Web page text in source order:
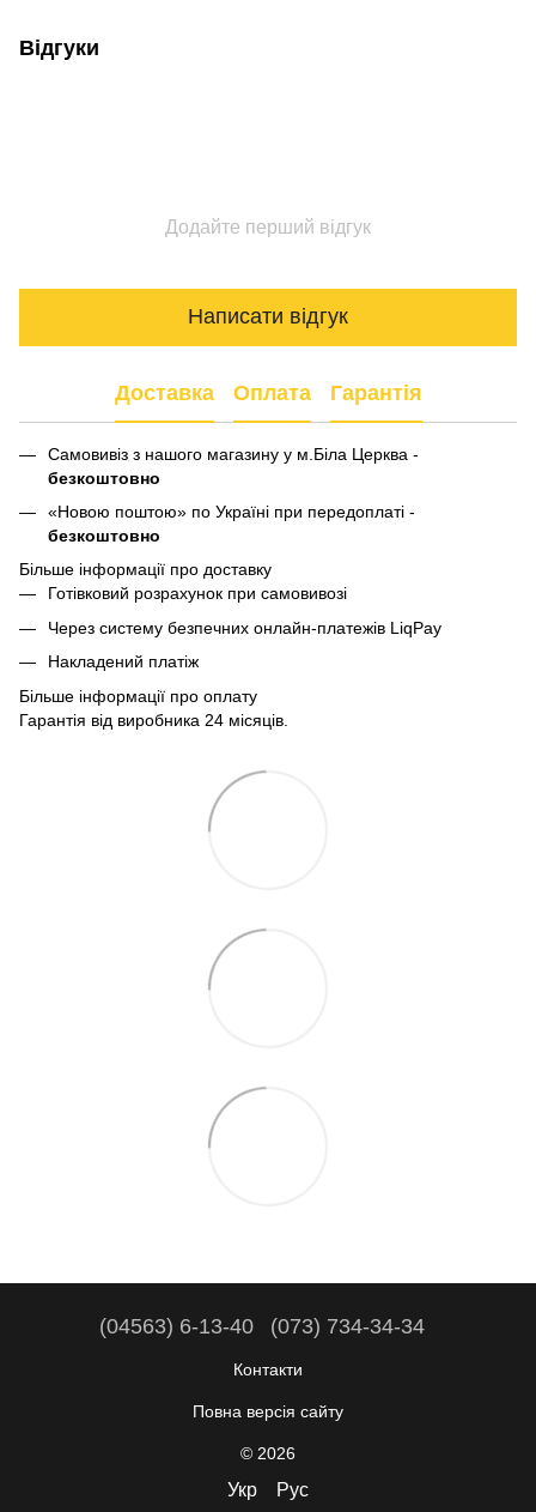
Відгуки
Додайте перший відгук
Написати відгук
Доставка Оплата Гарантія
Самовивіз з нашого магазину у м.Біла Церква -
безкоштовно
«Новою поштою» по Україні при передоплаті -
безкоштовно
Більше інформації про доставку
Готівковий розрахунок при самовивозі
Через систему безпечних онлайн-платежів LiqPay
Накладений платіж
Більше інформації про оплату
Гарантія від виробника 24 місяців.
(04563) 6-13-40 (073) 734-34-34
Контакти
Повна версія сайту
© 2026
Укр Рус